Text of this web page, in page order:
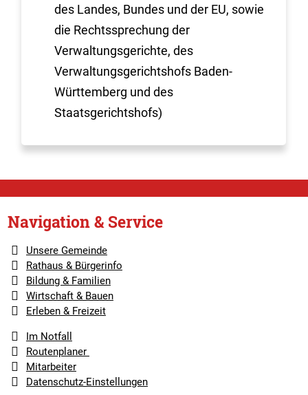
des Landes, Bundes und der EU, sowie
die Rechtssprechung der
Verwaltungsgerichte, des
Verwaltungsgerichtshofs Baden-
Württemberg und des
Staatsgerichtshofs)
Navigation & Service
Unsere Gemeinde
Rathaus & Bürgerinfo
Bildung & Familien
Wirtschaft & Bauen
Erleben & Freizeit
Im Notfall
Routenplaner
Mitarbeiter
Datenschutz-Einstellungen